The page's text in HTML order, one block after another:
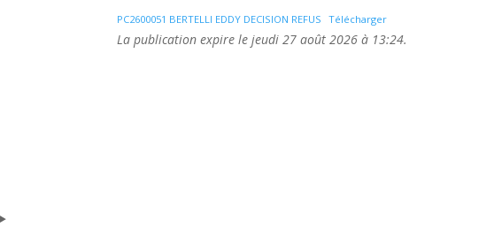
PC2600051 BERTELLI EDDY DECISION REFUS Télécharger
La publication expire le jeudi 27 août 2026 à 13:24.